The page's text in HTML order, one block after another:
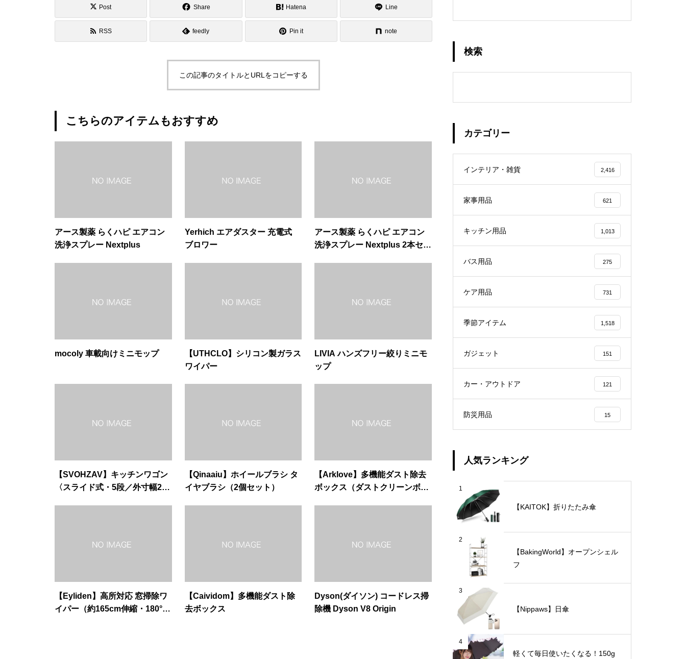
Post Share Hatena Line
RSS feedly Pin it note
この記事のタイトルとURLをコピーする
こちらのアイテムもおすすめ
アース製薬 らくハピ エアコン
洗浄スプレー Nextplus
Yerhich エアダスター 充電式
ブロワー
アース製薬 らくハピ エアコン
洗浄スプレー Nextplus 2本セッ
mocoly 車載向けミニモップ
【UTHCLO】シリコン製ガラス
ワイパー
LIVIA ハンズフリー絞りミニモ
ップ
【SVOHZAV】キッチンワゴン
〈スライド式・5段／外寸幅20c
【Qinaaiu】ホイールブラシ タ
イヤブラシ（2個セット）
【Arklove】多機能ダスト除去
ボックス（ダストクリーンボッ
【Eyliden】高所対応 窓掃除ワ
イパー（約165cm伸縮・180°回
【Caividom】多機能ダスト除
去ボックス
Dyson(ダイソン) コードレス掃
除機 Dyson V8 Origin
検索
カテゴリー
インテリア・雑貨 2,416
家事用品 621
キッチン用品 1,013
バス用品 275
ケア用品 731
季節アイテム 1,518
ガジェット 151
カー・アウトドア 121
防災用品 15
人気ランキング
1
【KAITOK】折りたたみ傘
2
【BakingWorld】オープンシェル
フ
3
【Nippaws】日傘
4
軽くて毎日使いたくなる！150g